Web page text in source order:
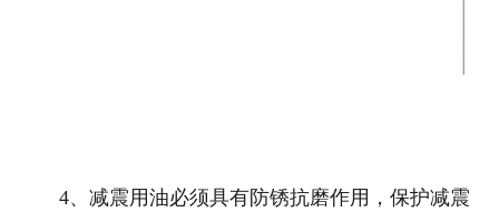
4、减震用油必须具有防锈抗磨作用，保护减震